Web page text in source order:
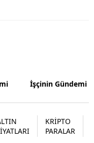
Uşak
İşçinin Gündemi
KRİPTO
PARALAR